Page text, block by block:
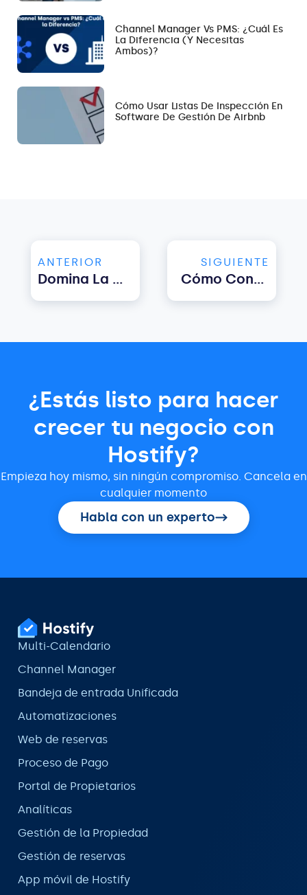
Channel Manager Vs PMS: ¿Cuál Es
La Diferencia (y Necesitas
Ambos)?
Cómo Usar Listas De Inspección En
Software De Gestión De Airbnb
ANTERIOR
Domina La Gestión De Alquileres Vacacionales De Lujo Con Hostify
SIGUIENTE
Cómo Convertirse En Un Anfitrión De VRBO: 4 Cosas Que Debes Saber
¿Estás listo para hacer
crecer tu negocio con
Hostify?
Empieza hoy mismo, sin ningún compromiso. Cancela en
cualquier momento
Habla con un experto
Multi-Calendario
Channel Manager
Bandeja de entrada Unificada
Automatizaciones
Web de reservas
Proceso de Pago
Portal de Propietarios
Analíticas
Gestión de la Propiedad
Gestión de reservas
App móvil de Hostify